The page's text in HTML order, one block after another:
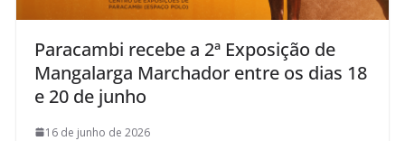
Paracambi recebe a 2ª Exposição de
Mangalarga Marchador entre os dias 18
e 20 de junho
16 de junho de 2026